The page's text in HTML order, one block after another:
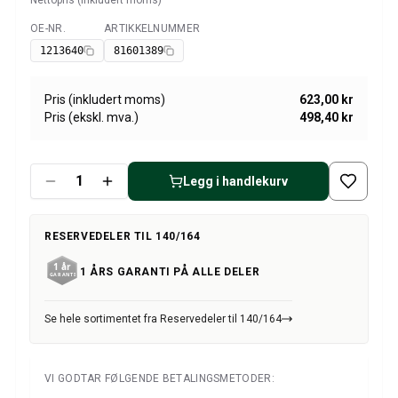
Amazon dekk/felg/navkapsler
Reservedeler til 1800
1800 Bremsesystem
Volvo 1800 Karosseri
1800 Kjølesystem
1800 Forvogn
1800 Kraftoverføring/Bakaksel
Varme/Friskluftsanlegg 1800 (1961–73)
1800 Dekk/Felg
1800 Øvrig
Volvo 140/164 karosseri
140/164 Elsystem
Tilgjengelig
OE-NR.
1213640
ARTIKKELNUMMER
81601389
Pris (inkludert moms)
623,00 kr
Pris (ekskl. mva.)
498,40 kr
Legg i handlekurv
RESERVEDELER TIL 140/164
1 ÅRS GARANTI PÅ ALLE DELER
Se hele sortimentet fra Reservedeler til 140/164
VI GODTAR FØLGENDE BETALINGSMETODER: